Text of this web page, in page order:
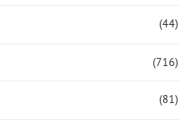
(44)
(716)
(81)